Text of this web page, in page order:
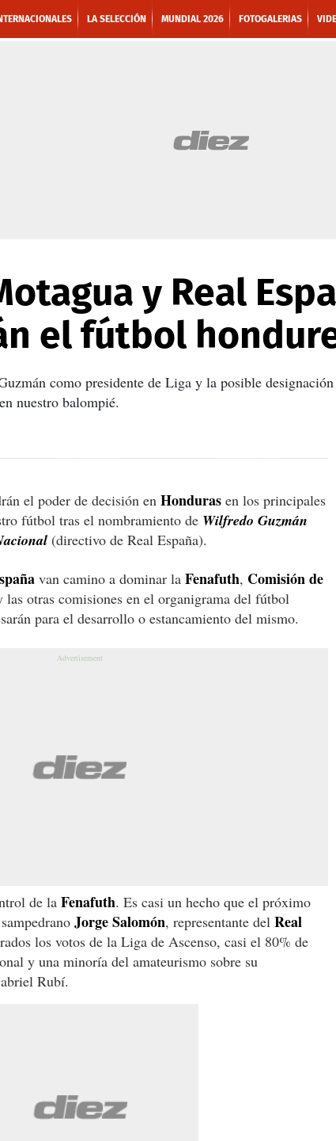
LA SELECCIÓN MUNDIAL 2026 FOTOGALERIAS
y Real
el fútbol
como presidente de Liga y la posible
nuestro balompié.
el poder de decisión en Honduras en los principales
fútbol tras el nombramiento de Wilfredo Guzmán
(directivo de Real España).
van camino a dominar la Fenafuth, Comisión de
las otras comisiones en el organigrama del fútbol
para el desarrollo o estancamiento del mismo.
de la Fenafuth. Es casi un hecho que el próximo
Jorge Salomón, representante del Real
los votos de la Liga de Ascenso, casi el 80% de
y una minoría del amateurismo sobre su
Rubí.